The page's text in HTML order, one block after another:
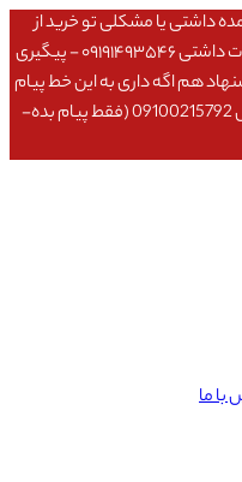
داشتی یا مشکلی تو خرید از
سایت ۰۹۱۰۹۸۰۸۵۶۵- مشکلی بعد از خریدت داشتی ۰۹۱۹۱۴۹۳۵۴۶ - پیگیری
- انتقاد یا پیشنهاد هم اگه داری به این خط پیام
بده مستقیم میره تو صندوق پیام مدیرعامل 09100215792 (فقط پیام بده-
با ما